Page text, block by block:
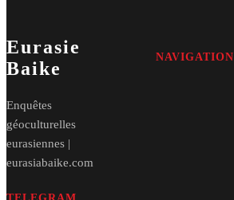
Eurasie
Baike
Enquêtes
géoculturelles
eurasiennes |
eurasiabaike.com
NAVIGATION